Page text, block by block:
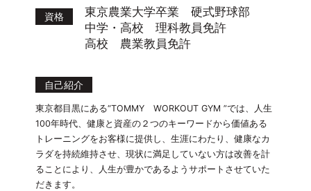
資格
東京農業大学卒業 硬式野球部
中学・高校 理科教員免許
高校 農業教員免許
自己紹介
東京都目黒にある“TOMMY WORKOUT GYM ”では、人生
100年時代、健康と資産の２つのキーワードから価値ある
トレーニングをお客様に提供し、生涯にわたり、健康なカ
ラダを持続維持させ、現状に満足していない方は改善を計
ることにより、人生が豊かであるようサポートさせていた
だきます。